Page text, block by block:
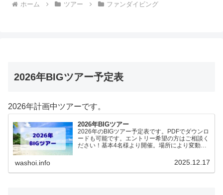
ホーム ツアー ファンダイビング
2026年BIGツアー予定表
2026年計画中ツアーです。
2026年BIGツアー
2026年のBIGツアー予定表です。PDFでダウンロ
ードも可能です。エントリー希望の方はご相談く
ださい！基本4名様より開催。場所により変動あ
（12.19更新）ダウンロードPDFでアップロード
washoi.info 2025.12.17